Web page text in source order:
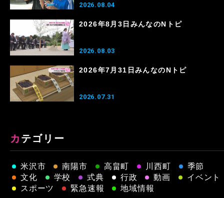
2026.08.04
2026年8月3日みんなのNトピ
2026.08.03
2026年7月31日みんなのNトピ
2026.07.31
カテゴリー
米沢市 南陽市 高畠町 川西町
季節
文化
学校 式典 行政 動画
イベント
スポーツ
緊急速報 地域情報